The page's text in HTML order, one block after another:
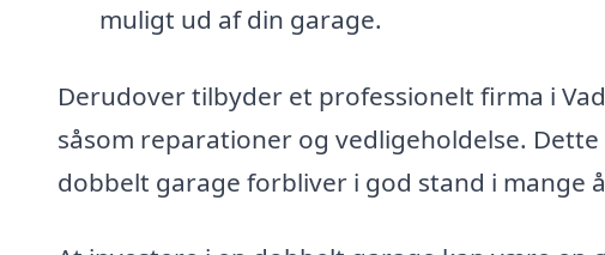
muligt ud af din garage.
Derudover tilbyder et professionelt firma i
såsom reparationer og vedligeholdelse.
dobbelt garage forbliver i god stand i mange